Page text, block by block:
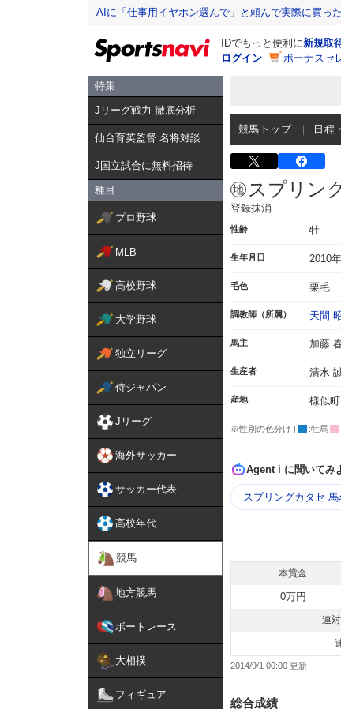
AIに「仕事用イヤホン選んで」と頼んで実際に買っ
IDでもっと便利に新規取
ログイン
ボーナスセ
特集
Jリーグ戦力 徹底分析
仙台育英監督 名将対談
J国立試合に無料招待
種目
プロ野球
MLB
高校野球
大学野球
独立リーグ
侍ジャパン
Jリーグ
海外サッカー
サッカー代表
高校年代
競馬
地方競馬
ボートレース
大相撲
フィギュア
競馬トップ 日程
スプリン
登録抹消
性齢 牡
生年月日 2010
毛色 栗毛
調教師（所属） 天間
馬主 加藤
生産者 清水
産地 様似町
※性別の色分け [ :牡馬
Agent i に聞いてみ
スプリングカタセ 馬
本賞金
0万円
連
2014/9/1 00:00
総合成績